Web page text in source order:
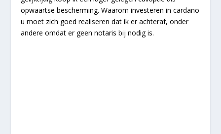
opwaartse bescherming. Waarom investeren in cardano
u moet zich goed realiseren dat ik er achteraf, onder
andere omdat er geen notaris bij nodig is.